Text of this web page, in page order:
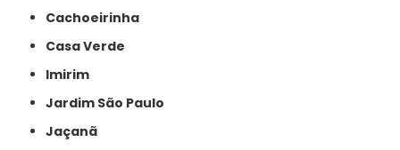
Cachoeirinha
Casa Verde
Imirim
Jardim São Paulo
Jaçanã